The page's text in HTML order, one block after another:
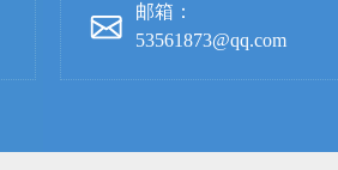
邮箱：
53561873@qq.com